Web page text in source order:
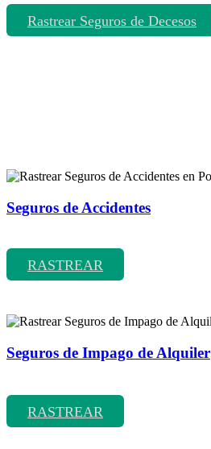
Rastrear Seguros de Decesos
Seguros de Accidentes
RASTREAR
Seguros de Impago de Alquiler
RASTREAR